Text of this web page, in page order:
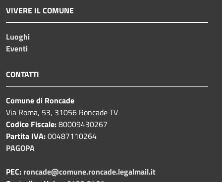
VIVERE IL COMUNE
Luoghi
Eventi
CONTATTI
Comune di Roncade
Via Roma, 53, 31056 Roncade TV
Codice Fiscale:80009430267
Partita IVA:00487110264
PAGOPA
PEC: roncade@comune.roncade.legalmail.it